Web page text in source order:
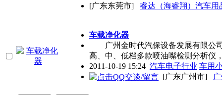
[广东东莞市]
睿达（海睿翔）汽车用
车载净化器
广州金时代汽保设备发展有限公司
高、中、低档多款喷油嘴检测分析仪
2011-10-19 15:24 汽车电子行业 车用
[广东广州市]